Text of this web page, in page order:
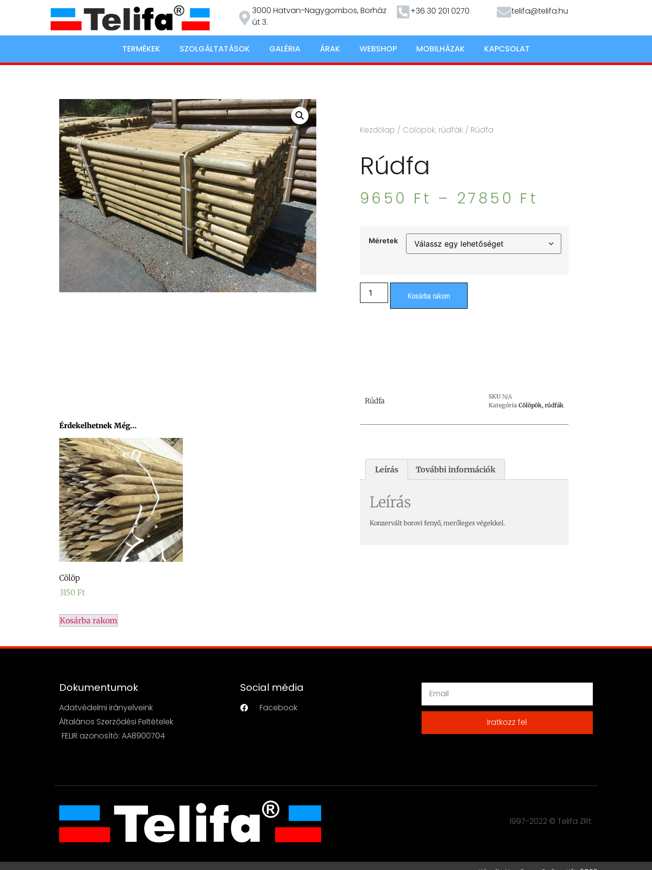
3000 Hatvan-Nagygombos, Borház
út 3.
+36 30 201 0270 telifa@telifa.hu
TERMÉKEK SZOLGÁLTATÁSOK GALÉRIA ÁRAK WEBSHOP MOBILHÁZAK KAPCSOLAT
Kezdőlap / Cölöpök, rúdfák / Rúdfa
Rúdfa
9650 Ft – 27850 Ft
Méretek
Kosárba rakom
Érdekelhetnek Még…
Cölöp
3150 Ft
Kosárba rakom
Rúdfa SKU N/A
Kategória Cölöpök, rúdfák
Leírás További információk
Leírás
Konzervált borovi fenyő, merőleges végekkel.
Dokumentumok
Adatvédelmi irányelveink
Általános Szerződési Feltételek
FELIR azonosító: AA8900704
Social média
Facebook
Iratkozz fel
1997-2022 © Telifa ZRt.